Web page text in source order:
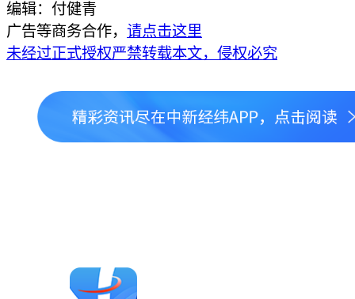
编辑：付健青
广告等商务合作， 请点击这里
未经过正式授权严禁转载本文，侵权必究